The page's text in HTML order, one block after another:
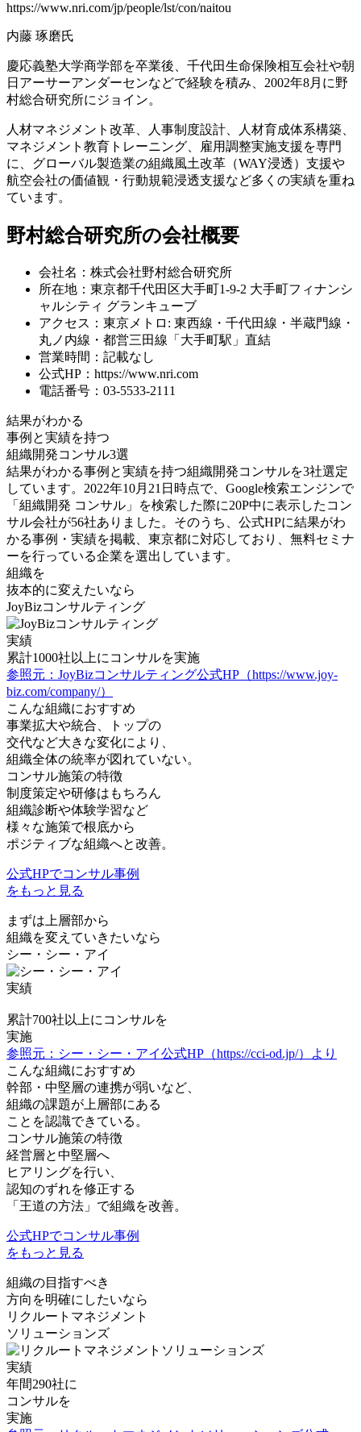
https://www.nri.com/jp/people/lst/con/naitou
内藤 琢磨氏
慶応義塾大学商学部を卒業後、千代田生命保険相互会社や朝
日アーサーアンダーセンなどで経験を積み、2002年8月に野
村総合研究所にジョイン。
人材マネジメント改革、人事制度設計、人材育成体系構築、
マネジメント教育トレーニング、雇用調整実施支援を専門
に、グローバル製造業の組織風土改革（WAY浸透）支援や
航空会社の価値観・行動規範浸透支援など多くの実績を重ね
ています。
野村総合研究所の会社概要
会社名：株式会社野村総合研究所
所在地：東京都千代田区大手町1-9-2 大手町フィナンシ
ャルシティ グランキューブ
アクセス：東京メトロ: 東西線・千代田線・半蔵門線・
丸ノ内線・都営三田線「大手町駅」直結
営業時間：記載なし
公式HP：https://www.nri.com
電話番号：03-5533-2111
結果がわかる
事例と実績を持つ
組織開発コンサル3選
結果がわかる事例と実績を持つ組織開発コンサルを3社選定
しています。2022年10月21日時点で、Google検索エンジンで
「組織開発 コンサル」を検索した際に20P中に表示したコン
サル会社が56社ありました。そのうち、公式HPに結果がわ
かる事例・実績を掲載、東京都に対応しており、無料セミナ
ーを行っている企業を選出しています。
組織を
抜本的に変えたいなら
JoyBizコンサルティング
実績
累計1000社 以上にコンサルを実施
参照元：JoyBizコンサルティング公式HP（https://www.joy-
biz.com/company/）
こんな組織におすすめ
事業拡大や統合、トップの
交代など大きな変化により、
組織全体の統率が図れていない。
コンサル施策の特徴
制度策定や研修はもちろん
組織診断や体験学習など
様々な施策で根底から
ポジティブな組織へと改善。
公式HPでコンサル事例
をもっと見る
まずは上層部から
組織を変えていきたいなら
シー・シー・アイ
実績
累計700社 以上にコンサルを
実施
参照元：シー・シー・アイ公式HP（https://cci-od.jp/）より
こんな組織におすすめ
幹部・中堅層の連携が弱いなど、
組織の課題が上層部にある
ことを認識できている。
コンサル施策の特徴
経営層と中堅層へ
ヒアリングを行い、
認知のずれを修正する
「王道の方法」で組織を改善。
公式HPでコンサル事例
をもっと見る
組織の目指すべき
方向を明確にしたいなら
リクルートマネジメント
ソリューションズ
実績
年間290社に
コンサルを
実施